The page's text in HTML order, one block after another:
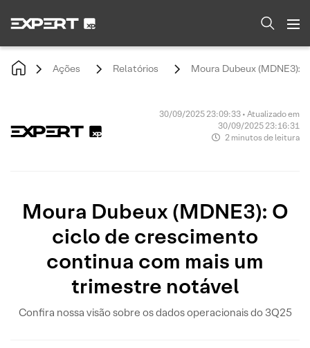
Ações Relatórios Moura Dubeux (MDNE3):
30/09/2025 23:09:33 • Atualizado em
30/09/2025 23:16:31
2 minutos de leitura
Moura Dubeux (MDNE3): O
ciclo de crescimento
continua com mais um
trimestre notável
Confira nossa visão sobre os dados operacionais do 3Q25